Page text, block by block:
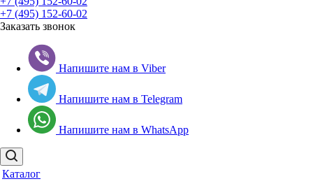
+7 (495) 152-60-02
Заказать звонок
Напишите нам в Viber
Напишите нам в Telegram
Напишите нам в WhatsApp
Каталог